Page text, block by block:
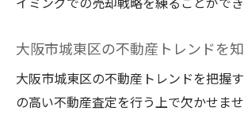
城東区の地域特性を考慮した
競合他社の動向を知るための
市場データを査定に反映させ
大阪市城東区の不動産トレンドを
大阪市城東区の不動産トレンドを把握
の高い不動産査定を行う上で欠かせま